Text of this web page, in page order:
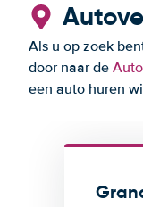
Als u op zoek
door naar de
een auto huren